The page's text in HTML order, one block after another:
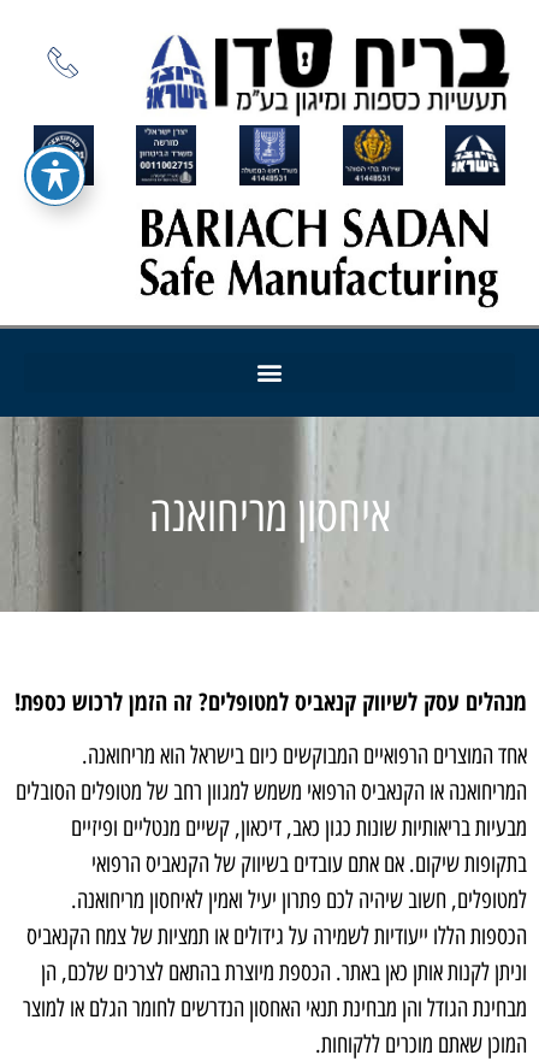
איחסון מריחואנה
מנהלים עסק לשיווק קנאביס למטופלים? זה הזמן לרכוש כספת!
אחד המוצרים הרפואיים המבוקשים כיום בישראל הוא מריחואנה.
המריחואנה או הקנאביס הרפואי משמש למגוון רחב של מטופלים הסובלים
מבעיות בריאותיות שונות כגון כאב, דיכאון, קשיים מנטליים ופיזיים
בתקופות שיקום. אם אתם עובדים בשיווק של הקנאביס הרפואי
למטופלים, חשוב שיהיה לכם פתרון יעיל ואמין לאיחסון מריחואנה.
הכספות הללו ייעודיות לשמירה על גידולים או תמציות של צמח הקנאביס
וניתן לקנות אותן כאן באתר. הכספת מיוצרת בהתאם לצרכים שלכם, הן
מבחינת הגודל והן מבחינת תנאי האחסון הנדרשים לחומר הגלם או למוצר
המוכן שאתם מוכרים ללקוחות.